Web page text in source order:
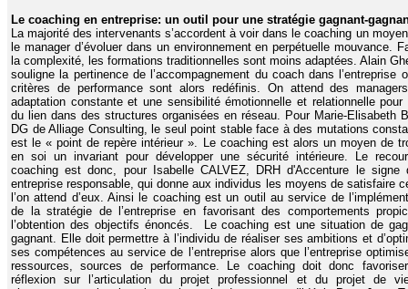
Le coaching en entreprise: un outil pour une stratégie gagnant-
La majorité des intervenants s’accordent à voir dans le coaching un
le manager d’évoluer dans un environnement en perpétuelle mouvance.
la complexité, les formations traditionnelles sont moins adaptées. Alain
souligne la pertinence de l’accompagnement du coach dans l’entreprise
critères de performance sont alors redéfinis. On attend des
adaptation constante et une sensibilité émotionnelle et relationnelle pour
du lien dans des structures organisées en réseau. Pour Marie-Elisabeth
DG de Alliage Consulting, le seul point stable face à des mutations
est le « point de repère intérieur ». Le coaching est alors un moyen de
en soi un invariant pour développer une sécurité intérieure. Le
coaching est donc, pour Isabelle CALVEZ, DRH d'Accenture le signe
entreprise responsable, qui donne aux individus les moyens de satisfaire
l’on attend d’eux. Ainsi le coaching est un outil au service de
de la stratégie de l’entreprise en favorisant des comportements
l’obtention des objectifs énoncés.
Le coaching est une situation de
gagnant. Elle doit permettre à l’individu de réaliser ses ambitions et
ses compétences au service de l’entreprise alors que l’entreprise
ressources, sources de performance. Le coaching doit donc
réflexion sur l’articulation du projet professionnel et du projet de